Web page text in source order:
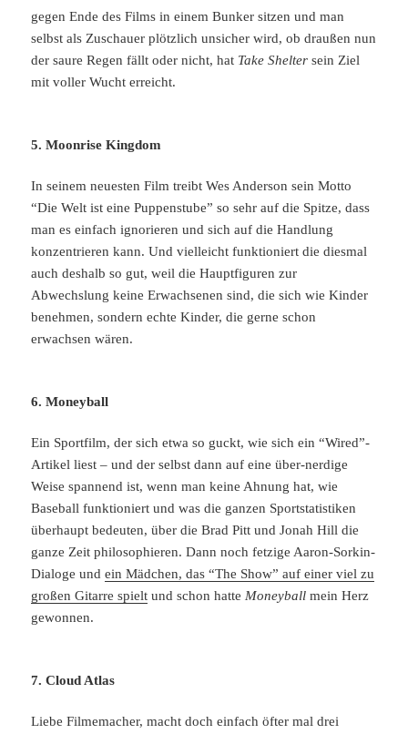
gegen Ende des Films in einem Bunker sitzen und man
selbst als Zuschauer plötzlich unsicher wird, ob draußen nun
der saure Regen fällt oder nicht, hat Take Shelter sein Ziel
mit voller Wucht erreicht.
5. Moonrise Kingdom
In seinem neuesten Film treibt Wes Anderson sein Motto
“Die Welt ist eine Puppenstube” so sehr auf die Spitze, dass
man es einfach ignorieren und sich auf die Handlung
konzentrieren kann. Und vielleicht funktioniert die diesmal
auch deshalb so gut, weil die Hauptfiguren zur
Abwechslung keine Erwachsenen sind, die sich wie Kinder
benehmen, sondern echte Kinder, die gerne schon
erwachsen wären.
6. Moneyball
Ein Sportfilm, der sich etwa so guckt, wie sich ein “Wired”-
Artikel liest – und der selbst dann auf eine über-nerdige
Weise spannend ist, wenn man keine Ahnung hat, wie
Baseball funktioniert und was die ganzen Sportstatistiken
überhaupt bedeuten, über die Brad Pitt und Jonah Hill die
ganze Zeit philosophieren. Dann noch fetzige Aaron-Sorkin-
Dialoge undein Mädchen, das “The Show” auf einer viel zu
großen Gitarre spielt und schon hatte Moneyball mein Herz
gewonnen.
7. Cloud Atlas
Liebe Filmemacher, macht doch einfach öfter mal drei